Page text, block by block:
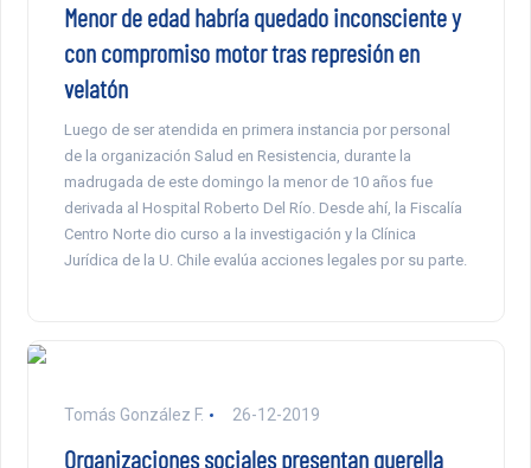
Menor de edad habría quedado inconsciente y
con compromiso motor tras represión en
velatón
Luego de ser atendida en primera instancia por personal
de la organización Salud en Resistencia, durante la
madrugada de este domingo la menor de 10 años fue
derivada al Hospital Roberto Del Río. Desde ahí, la Fiscalía
Centro Norte dio curso a la investigación y la Clínica
Jurídica de la U. Chile evalúa acciones legales por su parte.
Tomás González F. 26-12-2019
Organizaciones sociales presentan querella